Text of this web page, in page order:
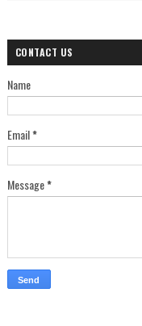
CONTACT US
Name
Email*
Message*